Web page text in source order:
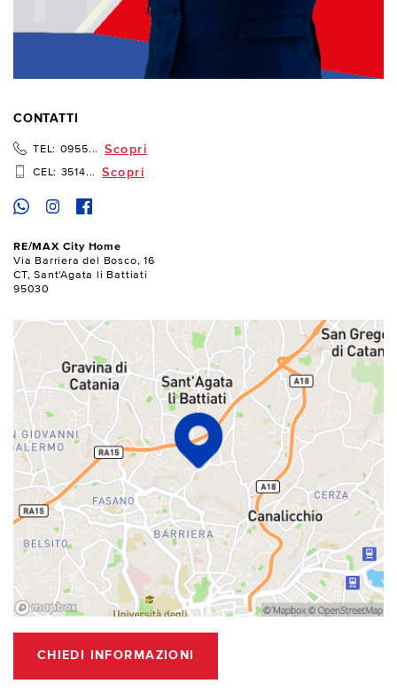
CONTATTI
TEL: 0955... Scopri
CEL: 3514... Scopri
RE/MAX City Home
Via Barriera del Bosco, 16
CT, Sant'Agata li Battiati
95030
CHIEDI INFORMAZIONI